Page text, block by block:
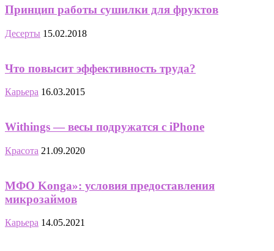
Принцип работы сушилки для фруктов
Десерты 15.02.2018
Что повысит эффективность труда?
Карьера 16.03.2015
Withings — весы подружатся с iPhone
Красота 21.09.2020
МФО Konga»: условия предоставления
микрозаймов
Карьера 14.05.2021